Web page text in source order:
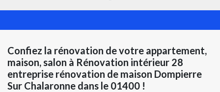
Confiez la rénovation de votre appartement,
maison, salon à Rénovation intérieur 28
entreprise rénovation de maison Dompierre
Sur Chalaronne dans le 01400 !